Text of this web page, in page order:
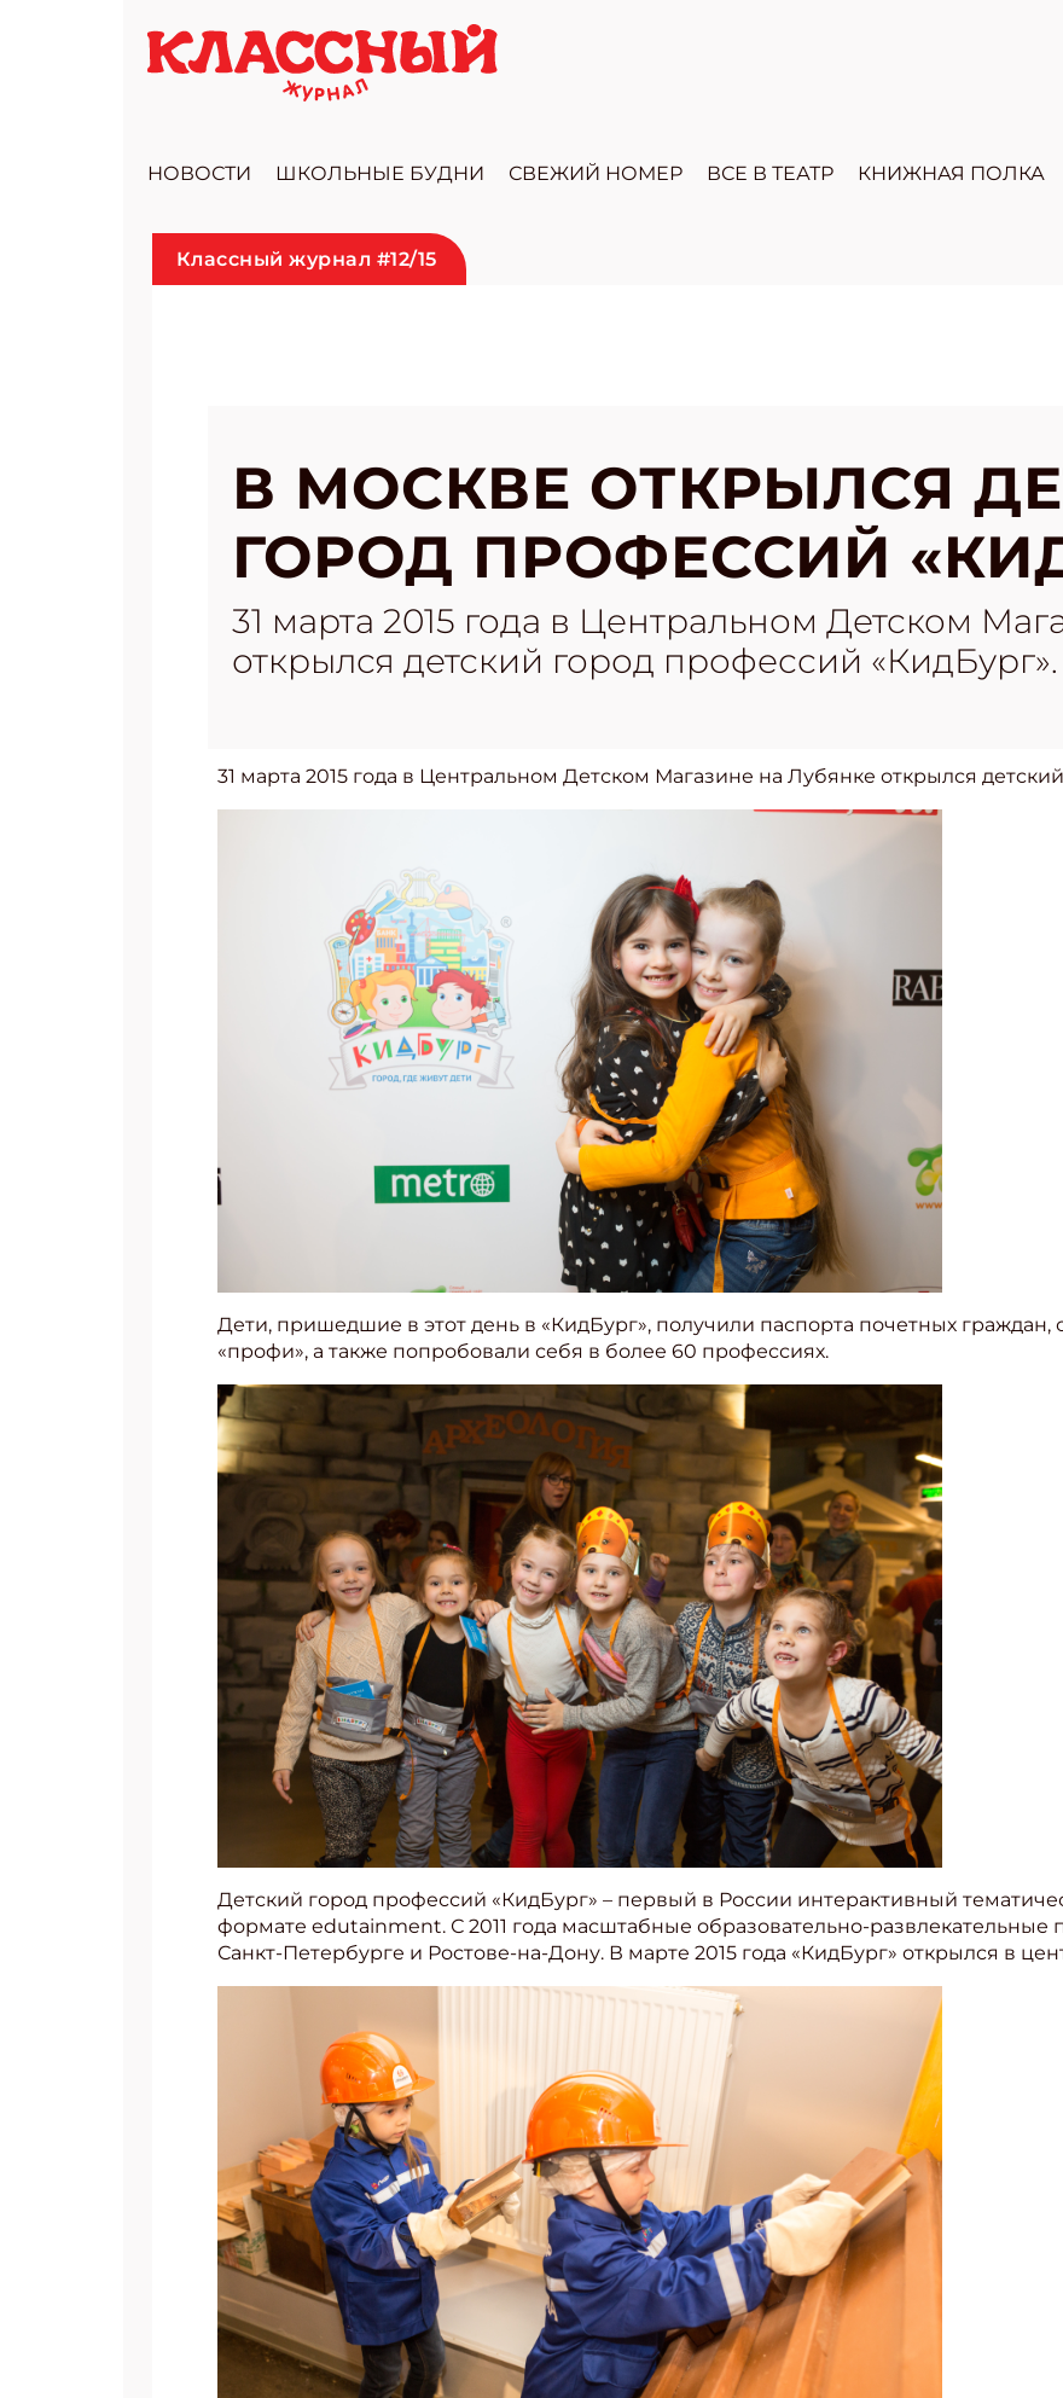
НОВОСТИ ШКОЛЬНЫЕ БУДНИ СВЕЖИЙ НОМЕР ВСЕ В ТЕАТР КНИЖНАЯ ПОЛКА
Классный журнал #12/15
В МОСКВЕ ОТКРЫЛСЯ
ГОРОД ПРОФЕССИЙ
31 марта 2015 года в Центральном Детском
открылся детский город профессий «КидБург».
31 марта 2015 года в Центральном Детском Магазине на Лубянке открылся
Дети, пришедшие в этот день в «КидБург», получили паспорта почетных
«профи», а также попробовали себя в более 60 профессиях.
Детский город профессий «КидБург» – первый в России интерактивный
формате edutainment. С 2011 года масштабные образовательно-
Санкт-Петербурге и Ростове-на-Дону. В марте 2015 года «КидБург» открылся в